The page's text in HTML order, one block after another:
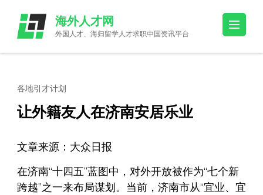
content
(Press
海外人才网
外国人才、海归留学人才求职中国资讯平台
各地引才计划
让外籍友人在济南安居乐业
文章来源：大众日报
在济南“十四五”蓝图中，对外开放被作为“七个新
跨越”之一来布局谋划。当前，济南市从“宜业、宜